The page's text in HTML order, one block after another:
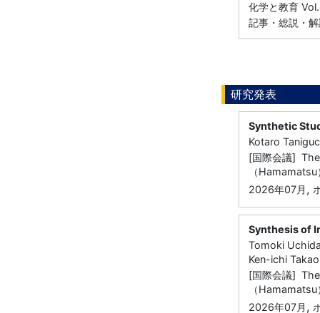
化学と教育
記事・総説・
研究発表
Synthetic
Kotaro
[国際会議]
（
2026年07月 ,
Synthesis of
Tomoki
Ken-ichi
[国際会議]
（
2026年07月 ,